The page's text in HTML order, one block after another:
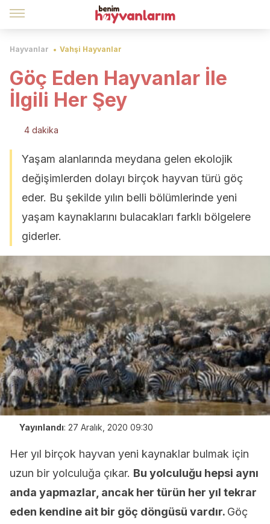
Hayvanlar Vahşi Hayvanlar
Göç Eden Hayvanlar İle
İlgili Her Şey
4 dakika
Yaşam alanlarında meydana gelen ekolojik
değişimlerden dolayı birçok hayvan türü göç
eder. Bu şekilde yılın belli bölümlerinde yeni
yaşam kaynaklarını bulacakları farklı bölgelere
giderler.
Yayınlandı: 27 Aralık, 2020 09:30
Her yıl birçok hayvan yeni kaynaklar bulmak için
uzun bir yolculuğa çıkar. Bu yolculuğu hepsi aynı
anda yapmazlar, ancak her türün her yıl tekrar
eden kendine ait bir göç döngüsü vardır. Göç